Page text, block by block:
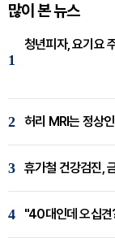
많이 본 뉴스
1
청년피자, 요기요
2 허리 MRI는 정상
3 휴가철 건강검진,
4 "40대인데 오십견